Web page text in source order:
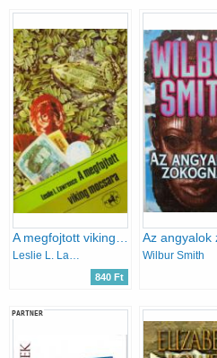
A megfojtott viking mocsara
Leslie L. Lawrence
840 Ft
Wilbur Smith
PARTNER